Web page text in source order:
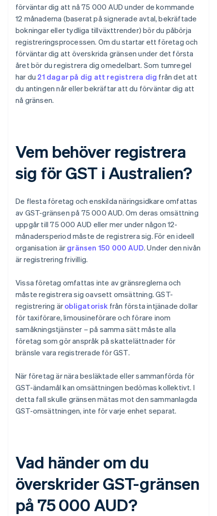
förväntar dig att nå 75 000 AUD under de kommande
12 månaderna (baserat på signerade avtal, bekräftade
bokningar eller tydliga tillväxttrender) bör du påbörja
registreringsprocessen. Om du startar ett företag och
förväntar dig att överskrida gränsen under det första
året bör du registrera dig omedelbart. Som tumregel
har du 21 dagar på dig att registrera dig från det att
du antingen når eller bekräftar att du förväntar dig att
nå gränsen.
Vem behöver registrera
sig för GST i Australien?
De flesta företag och enskilda näringsidkare omfattas
av GST-gränsen på 75 000 AUD. Om deras omsättning
uppgår till 75 000 AUD eller mer under någon 12-
månadersperiod måste de registrera sig. För en ideell
organisation är gränsen 150 000 AUD. Under den nivån
är registrering frivillig.
Vissa företag omfattas inte av gränsreglerna och
måste registrera sig oavsett omsättning. GST-
registrering är obligatorisk från första intjänade dollar
för taxiförare, limousineförare och förare inom
samåkningstjänster – på samma sätt måste alla
företag som gör anspråk på skattelättnader för
bränsle vara registrerade för GST.
När företag är nära besläktade eller sammanförda för
GST-ändamål kan omsättningen bedömas kollektivt. I
detta fall skulle gränsen mätas mot den sammanlagda
GST-omsättningen, inte för varje enhet separat.
Vad händer om du
överskrider GST-gränsen
på 75 000 AUD?